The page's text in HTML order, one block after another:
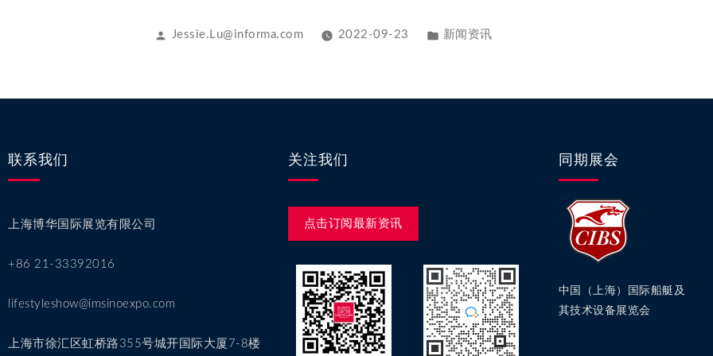
Jessie.Lu@informa.com 2022-09-23 新闻资讯
联系我们
上海博华国际展览有限公司
+86 21-33392016
lifestyleshow@imsinoexpo.com
上海市徐汇区虹桥路355号城开国际大厦7-8楼
关注我们
点击订阅最新资讯
同期展会
中国（上海）国际船艇及
其技术设备展览会